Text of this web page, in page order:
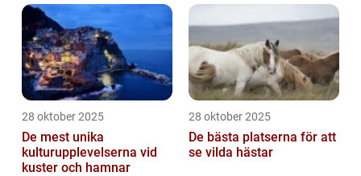
28 oktober 2025
De mest unika
kulturupplevelserna vid
kuster och hamnar
28 oktober 2025
De bästa platserna för att
se vilda hästar